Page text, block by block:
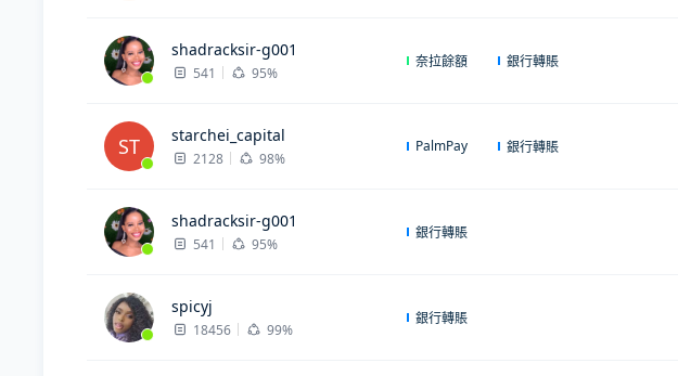
shadracksir-g001
541 95%
奈拉餘額 銀行轉賬
ST starchei_capital
2128 98%
PalmPay 銀行轉賬
shadracksir-g001
541 95%
銀行轉賬
spicyj
18456 99%
銀行轉賬